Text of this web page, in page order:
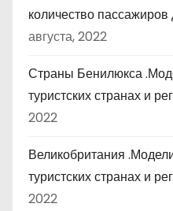
количество пассажиров
августа, 2022
Страны Бенилюкса
туристских странах и
2022
Великобритания
туристских странах и
2022